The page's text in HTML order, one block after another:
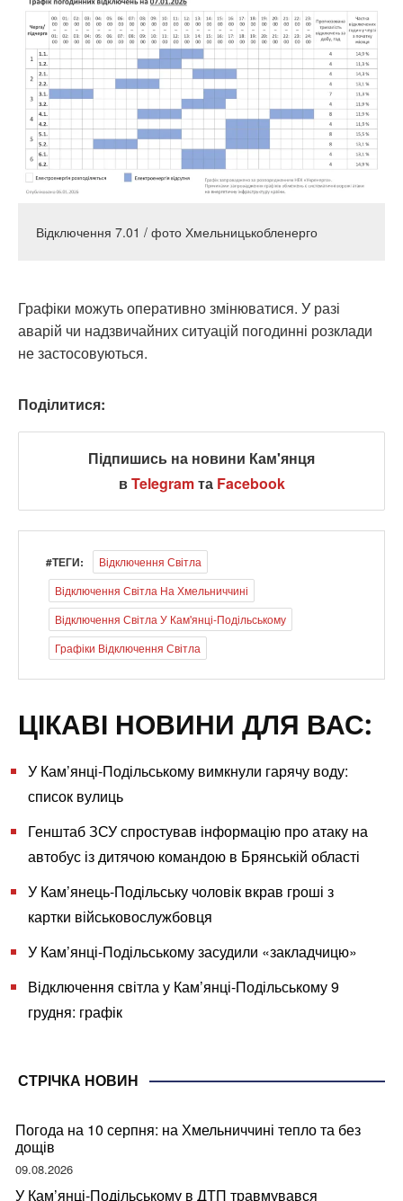
Відключення 7.01 / фото Хмельницькобленерго
Графіки можуть оперативно змінюватися. У разі
аварій чи надзвичайних ситуацій погодинні розклади
не застосовуються.
Поділитися:
Підпишись на новини Кам'янця
вTelegramта Facebook
#ТЕГИ:
Відключення Світла
Відключення Світла На Хмельниччині
Відключення Світла У Кам'янці-Подільському
Графіки Відключення Світла
ЦІКАВІ НОВИНИ ДЛЯ ВАС:
У Кам’янці-Подільському вимкнули гарячу воду:
список вулиць
Генштаб ЗСУ спростував інформацію про атаку на
автобус із дитячою командою в Брянській області
У Кам’янець-Подільську чоловік вкрав гроші з
картки військовослужбовця
У Кам’янці-Подільському засудили «закладчицю»
Відключення світла у Кам’янці-Подільському 9
грудня: графік
СТРІЧКА НОВИН
Погода на 10 серпня: на Хмельниччині тепло та без
дощів
09.08.2026
У Кам’янці-Подільському в ДТП травмувався